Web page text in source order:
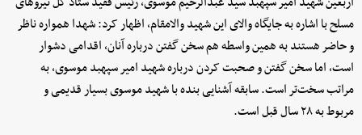
مسلح با اشاره به جایگاه والای این شهید والامقام، اظهار کرد: شهدا همواره ناظر
و حاضر هستند به همین واسطه هم سخن گفتن درباره آنان، اقدامی دشوار
است، اما سخن گفتن و صحبت کردن درباره شهید امیر سپهبد موسوی، به
مراتب سخت‌تر است. سابقه آشنایی بنده با شهید موسوی بسیار قدیمی و
مربوط به ۲۸ سال قبل است.